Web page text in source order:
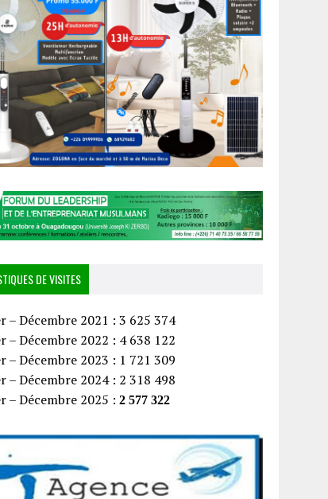
DE VISITES
– Décembre 2021 : 3 625 374
– Décembre 2022 : 4 638 122
– Décembre 2023 : 1 721 309
– Décembre 2024 : 2 318 498
– Décembre 2025 :2 577 322